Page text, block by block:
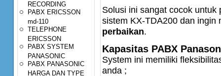
RECORDING
PABX ERICSSON
md-110
TELEPHONE
ERICSSON
PABX SYSTEM
PANASONIC
PABX PANASONIC
HARGA DAN TYPE
Solusi ini sangat cocok
sistem KX-TDA200 dan ingin
perbaikan.
Kapasitas PABX
System ini memiliki
anda ;